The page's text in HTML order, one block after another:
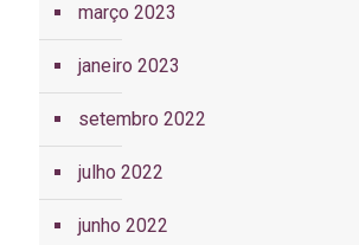
março 2023
janeiro 2023
setembro 2022
julho 2022
junho 2022